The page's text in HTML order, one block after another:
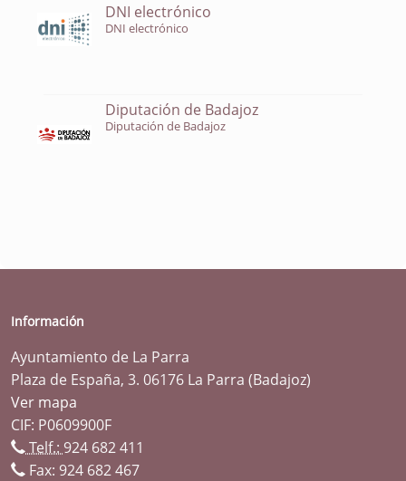
DNI electrónico
DNI electrónico
Diputación de Badajoz
Diputación de Badajoz
Información
Ayuntamiento de La Parra
Plaza de España, 3. 06176 La Parra (Badajoz)
Ver mapa
CIF: P0609900F
Telf.: 924 682 411
Fax: 924 682 467